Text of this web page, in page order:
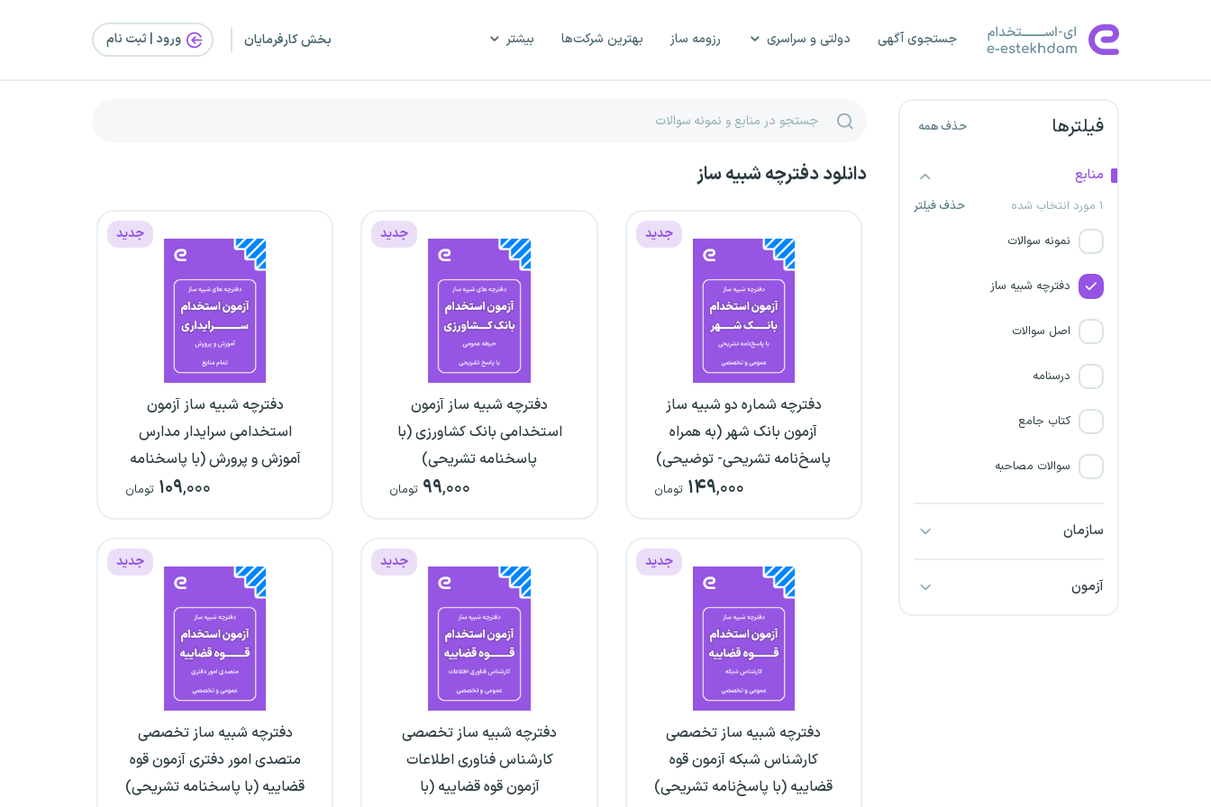
جستجوی آگهی دولتی و سراسری رزومه ساز بهترین شرکت‌ها بیشتر بخش کارفرمایان ورود | ثبت‌ نام
فیلترها حذف همه
منابع
۱ مورد انتخاب شده
حذف فیلتر
نمونه سوالات
دفترچه شبیه ساز
اصل سوالات
درسنامه
کتاب جامع
سوالات مصاحبه
سازمان
آزمون
دانلود دفترچه شبیه ساز
جدید
دفترچه شماره دو شبیه ساز
آزمون بانک شهر (به همراه
پاسخ‌نامه تشریحی- توضیحی)
۱۴۹,۰۰۰ تومان
جدید
دفترچه شبیه ساز آزمون
استخدامی بانک کشاورزی (با
پاسخنامه تشریحی)
۹۹,۰۰۰ تومان
جدید
دفترچه شبیه ساز آزمون
استخدامی سرایدار مدارس
آموزش و پرورش (با پاسخنامه
تشریحی) ۱۰۹,۰۰۰ تومان
جدید
دفترچه شبیه ساز تخصصی
کارشناس شبکه آزمون قوه
قضاییه (با پاسخ‌نامه تشریحی)
جدید
دفترچه شبیه ساز تخصصی
کارشناس فناوری اطلاعات
آزمون قوه قضاییه (با
جدید
دفترچه شبیه ساز تخصصی
متصدی امور دفتری آزمون قوه
قضاییه (با پاسخنامه تشریحی)